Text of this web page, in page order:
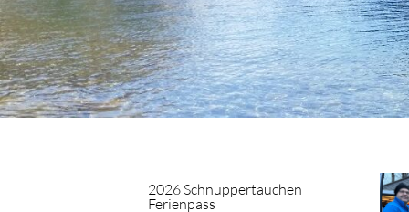
2026 Schnuppertauchen
Ferienpass